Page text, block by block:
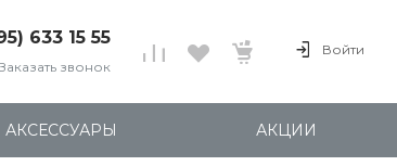
633 15 55
20:00
Заказать звонок
Войти
АКСЕССУАРЫ АКЦИИ